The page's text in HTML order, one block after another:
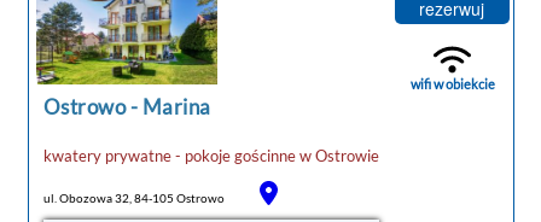
kolejowy – 49 km. Lotnisko Lotnisko Gdańsk-
Rębiechowo oddalone jest o 70 km. Obiekt
organizuje ponadto płatny transfer
lotniskowy.Doba hotelowa od godziny 15:00
do 11:00.Prosimy o wcześniejsze
poinformowanie ...
Ostrowo- Marina
kwatery prywatne - pokoje gościnnewOstrowie
ul. Obozowa 32, 84-105 Ostrowo
rezerwuj
wifi w obiekcie